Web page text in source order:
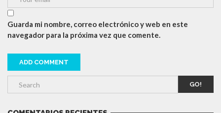
Guarda mi nombre, correo electrónico y web en este
navegador para la próxima vez que comente.
GO!